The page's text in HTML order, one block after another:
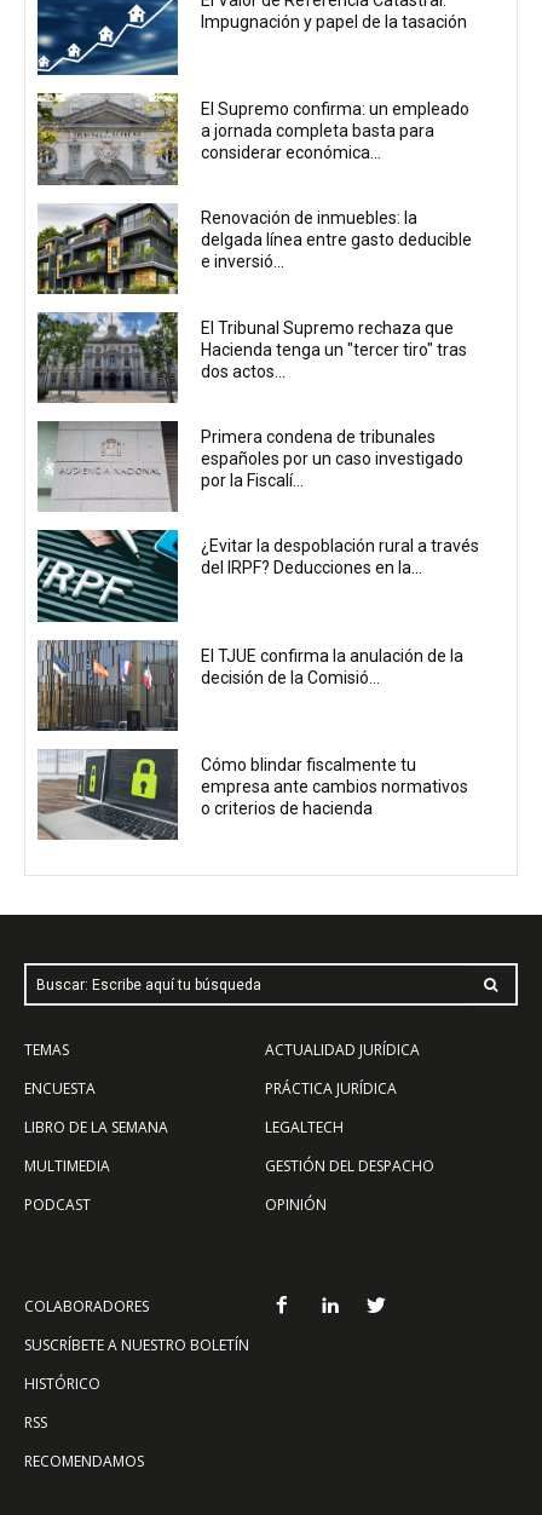
Impugnación y papel de la tasación
El Supremo confirma: un empleado
a jornada completa basta para
considerar económica...
Renovación de inmuebles: la
delgada línea entre gasto deducible
e inversió...
El Tribunal Supremo rechaza que
Hacienda tenga un "tercer tiro" tras
dos actos...
Primera condena de tribunales
españoles por un caso investigado
por la Fiscalí...
¿Evitar la despoblación rural a través
del IRPF? Deducciones en la...
El TJUE confirma la anulación de la
decisión de la Comisió...
Cómo blindar fiscalmente tu
empresa ante cambios normativos
o criterios de hacienda
Buscar: Escribe aquí tu búsqueda
TEMAS
ENCUESTA
LIBRO DE LA SEMANA
MULTIMEDIA
PODCAST
ACTUALIDAD JURÍDICA
PRÁCTICA JURÍDICA
LEGALTECH
GESTIÓN DEL DESPACHO
OPINIÓN
COLABORADORES
SUSCRÍBETE A NUESTRO BOLETÍN
HISTÓRICO
RSS
RECOMENDAMOS